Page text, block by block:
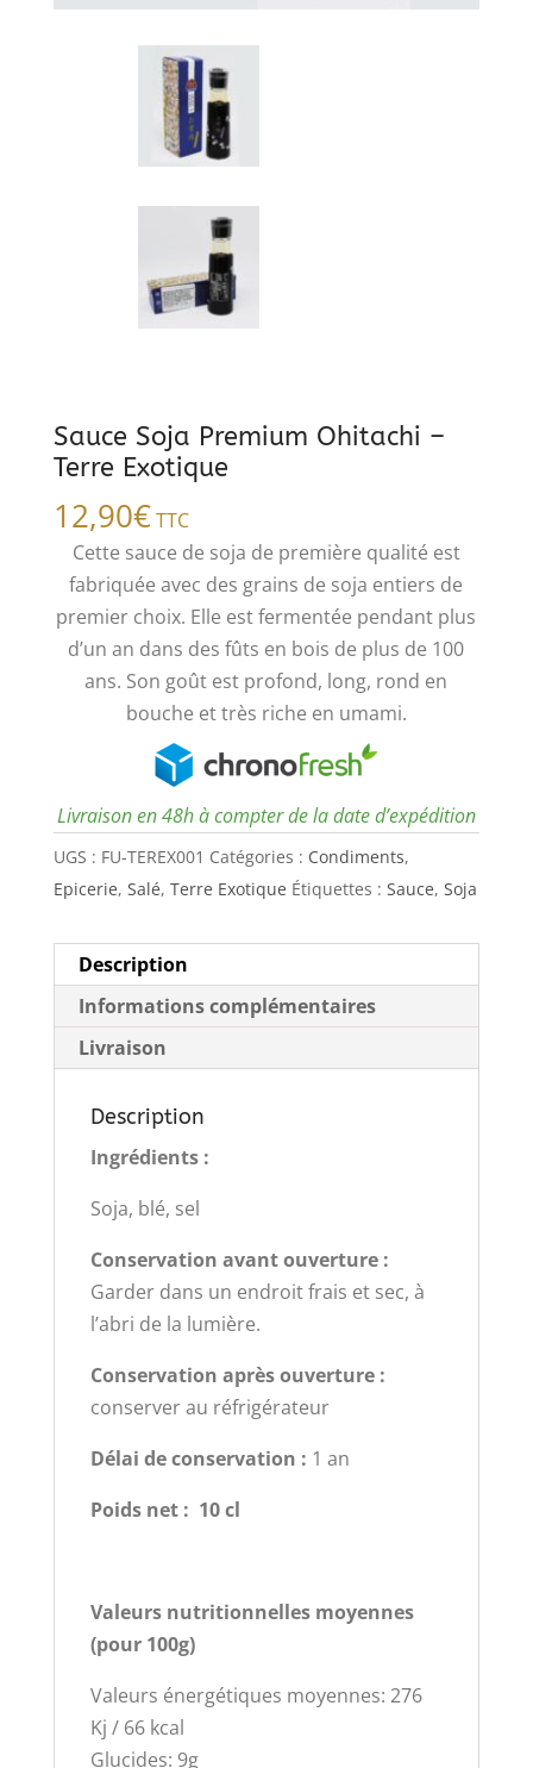
Sauce Soja Premium Ohitachi –
Terre Exotique
12,90€TTC
Cette sauce de soja de première qualité est
fabriquée avec des grains de soja entiers de
premier choix. Elle est fermentée pendant plus
d’un an dans des fûts en bois de plus de 100
ans. Son goût est profond, long, rond en
bouche et très riche en umami.
Livraison en 48h à compter de la date d’expédition
UGS : FU-TEREX001 Catégories : Condiments,
Epicerie, Salé, Terre Exotique Étiquettes : Sauce, Soja
Description
Informations complémentaires
Livraison
Description
Ingrédients :
Soja, blé, sel
Conservation avant ouverture :
Garder dans un endroit frais et sec, à
l’abri de la lumière.
Conservation après ouverture :
conserver au réfrigérateur
Délai de conservation : 1 an
Poids net : 10 cl
Valeurs nutritionnelles moyennes
(pour 100g)
Valeurs énergétiques moyennes: 276
Kj / 66 kcal
Glucides: 9g